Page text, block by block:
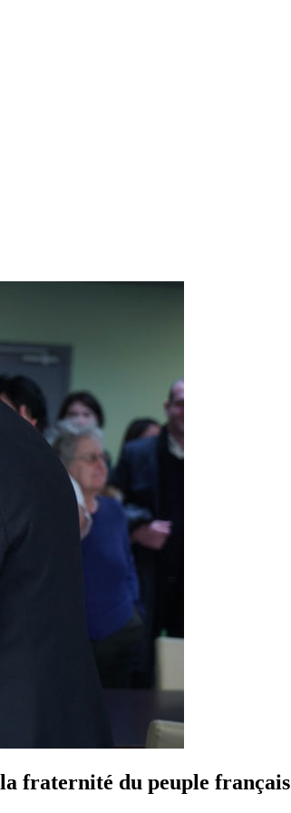
fraternité du peuple